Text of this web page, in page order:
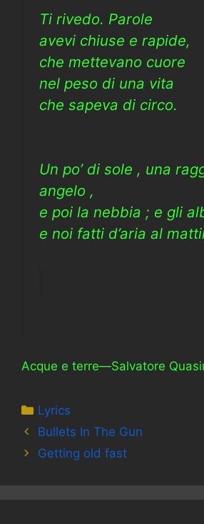
Ti rivedo. Parole
avevi chiuse e rapide,
che mettevano cuore
nel peso di una vita
che sapeva di circo.
Un po’ di sole , una
angelo ,
e poi la nebbia ; e gli
e noi fatti d’aria al
Acque e terre—Salvatore
Categories
Lyrics
Bullets In The Gun
Getting old fast